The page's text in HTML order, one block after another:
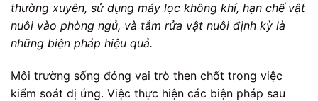
thường xuyên, sử dụng máy lọc không khí, hạn chế vật
nuôi vào phòng ngủ, và tắm rửa vật nuôi định kỳ là
những biện pháp hiệu quả.
Môi trường sống đóng vai trò then chốt trong việc
kiểm soát dị ứng. Việc thực hiện các biện pháp sau